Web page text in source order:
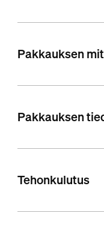
Pakkauksen
Pakkauksen
Tehonkulutus